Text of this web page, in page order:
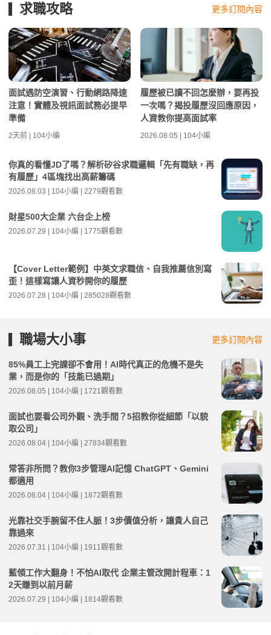
求職攻略 更多訂閱內容
面試遇防空演習、行動網路降速
注意！實體及視訊面試務必提早
準備
2天前 | 104小編
履歷被已讀不回怎麼辦，要再投
一次嗎？揭投履歷沒回應原因，
人資教你提高面試率
2026.08.05 | 104小編
你真的看懂JD了嗎？解析矽谷求職邏輯「先有職缺，再
有履歷」4區塊找出高薪籌碼
2026.08.03 | 104小編 | 2279觀看數
財星500大企業 六台企上榜
2026.07.29 | 104小編 | 1775觀看數
【Cover Letter範例】中英文求職信、自我推薦信別寫
歪！這樣寫讓人資秒開你的履歷
2026.07.28 | 104小編 | 285028觀看數
職場大小事 更多訂閱內容
85%員工上完課卻不會用！AI時代真正的危機不是失
業，而是你的「技能已過期」
2026.08.05 | 104小編 | 1721觀看數
面試也要看公司外觀、洗手間？5招教你從細節「以貌
取公司」
2026.08.04 | 104小編 | 27834觀看數
常答非所問？教你3步管理AI記憶 ChatGPT、Gemini
都適用
2026.08.04 | 104小編 | 1872觀看數
光靠社交手腕留不住人脈！3步價值分析，讓貴人自己
靠過來
2026.07.31 | 104小編 | 1911觀看數
藍領工作大翻身！不怕AI取代 企業主管改開計程車：1
2天賺到以前月薪
2026.07.29 | 104小編 | 1814觀看數